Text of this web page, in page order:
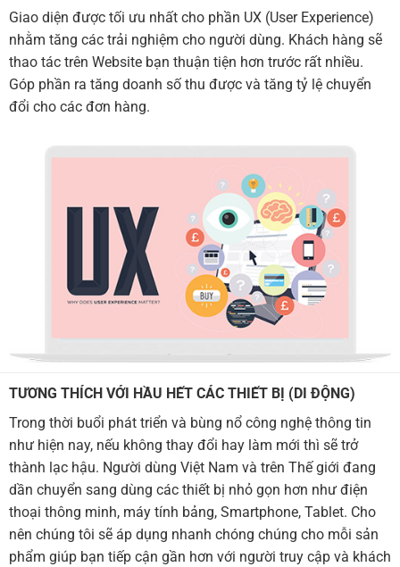
Giao diện được tối ưu nhất cho phần UX (User Experience)
nhằm tăng các trải nghiệm cho người dùng. Khách hàng sẽ
thao tác trên Website bạn thuận tiện hơn trước rất nhiều.
Góp phần ra tăng doanh số thu được và tăng tỷ lệ chuyển
đổi cho các đơn hàng.
TƯƠNG THÍCH VỚI HẦU HẾT CÁC THIẾT BỊ (DI ĐỘNG)
Trong thời buổi phát triển và bùng nổ công nghệ thông tin
như hiện nay, nếu không thay đổi hay làm mới thì sẽ trở
thành lạc hậu. Người dùng Việt Nam và trên Thế giới đang
dần chuyển sang dùng các thiết bị nhỏ gọn hơn như điện
thoại thông minh, máy tính bảng, Smartphone, Tablet. Cho
nên chúng tôi sẽ áp dụng nhanh chóng chúng cho mỗi sản
phẩm giúp bạn tiếp cận gần hơn với người truy cập và khách